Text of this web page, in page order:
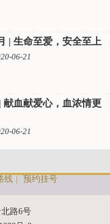
| 生命至爱，安全至上
06-21
献血献爱心，血浓情更
06-21
线 | 预约挂号
路6号